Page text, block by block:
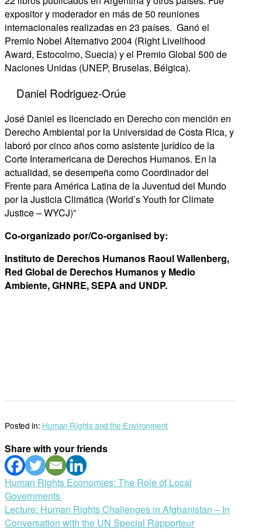
expositor y moderador en más de 50 reuniones
internacionales realizadas en 23 países. Ganó el
Premio Nobel Alternativo 2004 (Right Livelihood
Award, Estocolmo, Suecia) y el Premio Global 500 de
Naciones Unidas (UNEP, Bruselas, Bélgica).
Daniel Rodriguez-Orúe
José Daniel es licenciado en Derecho con mención en
Derecho Ambiental por la Universidad de Costa Rica, y
laboró por cinco años como asistente jurídico de la
Corte Interamericana de Derechos Humanos. En la
actualidad, se desempeña como Coordinador del
Frente para América Latina de la Juventud del Mundo
por la Justicia Climática (World’s Youth for Climate
Justice – WYCJ)”
Co-organizado por/Co-organised by:
Instituto de Derechos Humanos Raoul Wallenberg,
Red Global de Derechos Humanos y Medio
Ambiente, GHNRE, SEPA and UNDP.
Posted in: Human Rights and the Environment
Share with your friends
Post
navigation
Human Rights Economies: The Role of Local
Governments
Lecture: Human Rights Challenges in Afghanistan – In
Conversation with the UN Special Rapporteur